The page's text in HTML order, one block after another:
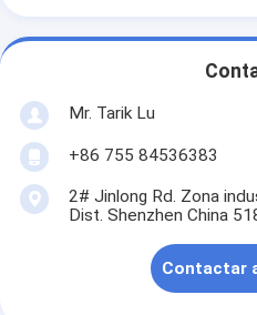
Mr. Tarik Lu
+86 755 84536383
2# Jinlong Rd. Zona
Dist. Shenzhen China
Contactar